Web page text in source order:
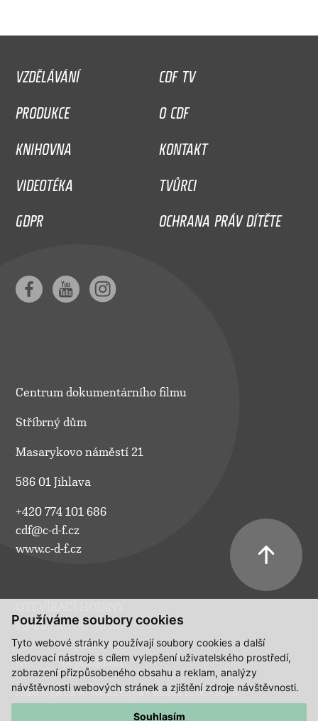
Používáme soubory cookies
Tyto webové stránky používají soubory cookies a další
sledovací nástroje s cílem vylepšení uživatelského prostředí,
zobrazení přizpůsobeného obsahu a reklam, analýzy
návštěvnosti webových stránek a zjištění zdroje návštěvnosti.
Souhlasím
VZDĚLÁVÁNÍ
CDF TV
PRODUKCE
O CDF
KNIHOVNA
KONTAKT
VIDEOTÉKA
TVŮRCI
GDPR
OCHRANA PRÁV DÍTĚTE
Centrum dokumentárního filmu
Stříbrný dům
Masarykovo náměstí 21
586 01 Jihlava
+420 774 101 686
cdf@c-d-f.cz
www.c-d-f.cz
Po–Pá:
10.00–18.00
So:
na požádání
Ne:
na požádání
Polední pauza ve všední dny a v sobotu 13:00 - 14:00.